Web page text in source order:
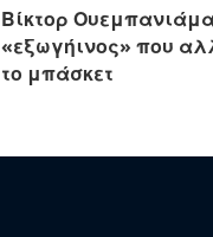
Βίκτορ
«εξωγήινος» που
το μπάσκετ